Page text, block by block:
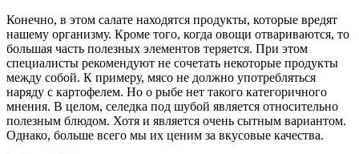
Конечно, в этом салате находятся продукты, которые вредят
нашему организму. Кроме того, когда овощи отвариваются, то
большая часть полезных элементов теряется. При этом
специалисты рекомендуют не сочетать некоторые продукты
между собой. К примеру, мясо не должно употребляться
наряду с картофелем. Но о рыбе нет такого категоричного
мнения. В целом, селедка под шубой является относительно
полезным блюдом. Хотя и является очень сытным вариантом.
Однако, больше всего мы их ценим за вкусовые качества.